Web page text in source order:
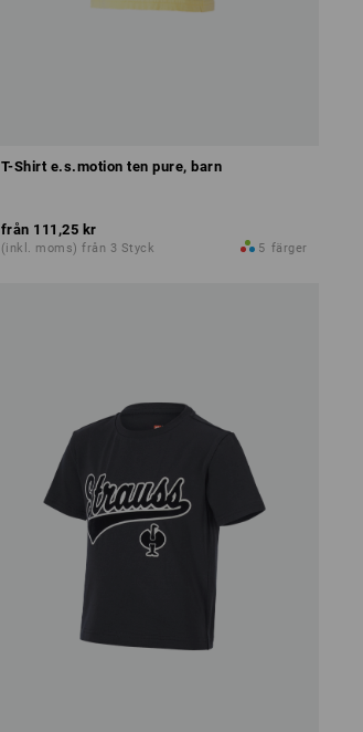
T-Shirt e.s.motion ten pure, barn
från 111,25 kr
(inkl. moms) från 3 Styck 5 färger